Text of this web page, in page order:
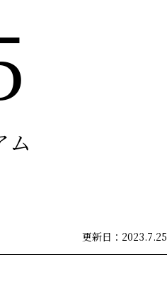
更新日：2023.7.25